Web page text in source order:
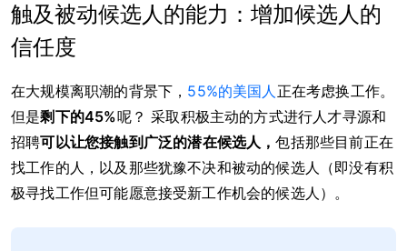
触及被动候选人的能力：增加候选人的
信任度
在大规模离职潮的背景下， 55%的美国人 正在考虑换工作。
但是剩下的45%呢？ 采取积极主动的方式进行人才寻源和
招聘可以让您接触到广泛的潜在候选人，包括那些目前正在
找工作的人，以及那些犹豫不决和被动的候选人（即没有积
极寻找工作但可能愿意接受新工作机会的候选人）。